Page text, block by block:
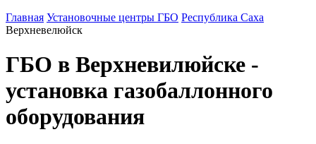
Главная Установочные центры ГБО Республика Саха
Верхневелюйск
ГБО в Верхневилюйске -
установка газобаллонного
оборудования